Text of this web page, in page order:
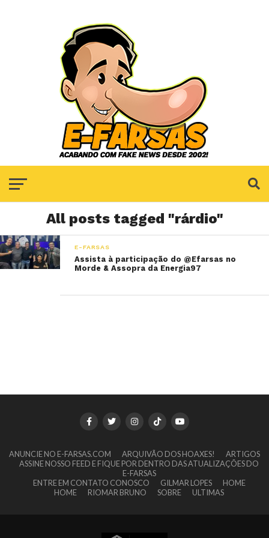
All posts tagged "rárdio"
E-FARSAS
Assista à participação do @Efarsas no
Morde & Assopra da Energia97
ANUNCIE NO E-FARSAS.COM ARQUIVÃO DOS HOAXES!
ARTIGOS
ASSINE NOSSO FEED E FIQUE POR DENTRO DAS ATUALIZAÇÕES DO
E-FARSAS
ENTRE EM CONTATO CONOSCO
GILMAR LOPES
HOME
HOME
RIOMAR BRUNO SOBRE ULTIMAS